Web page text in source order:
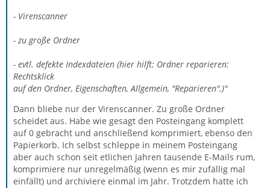
- Virenscanner
- zu große Ordner
- evtl. defekte Indexdateien (hier hilft: Ordner reparieren:
Rechtsklick
auf den Ordner, Eigenschaften, Allgemein, "Reparieren".)"
Dann bliebe nur der Virenscanner. Zu große Ordner
scheidet aus. Habe wie gesagt den Posteingang komplett
auf 0 gebracht und anschließend komprimiert, ebenso den
Papierkorb. Ich selbst schleppe in meinem Posteingang
aber auch schon seit etlichen Jahren tausende E-Mails rum,
komprimiere nur unregelmäßig (wenn es mir zufällig mal
einfällt) und archiviere einmal im Jahr. Trotzdem hatte ich